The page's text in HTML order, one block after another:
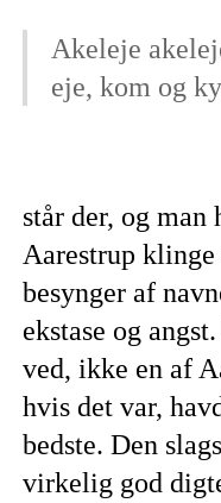
Akeleje
eje, kom og
står der, og
Aarestrup klinge
besynger af
ekstase og
ved, ikke en af
hvis det var,
bedste. Den
virkelig god